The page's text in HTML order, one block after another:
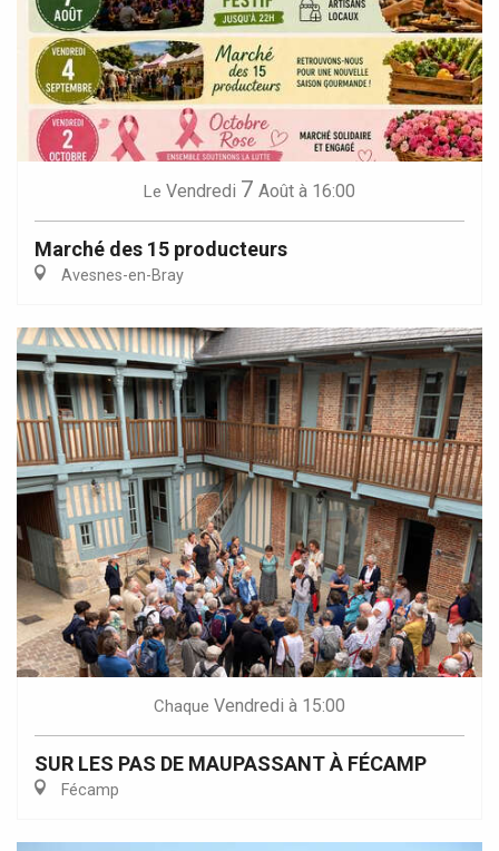
Le Vendredi 7 Août à 16:00
Marché des 15 producteurs
Avesnes-en-Bray
Chaque Vendredi à 15:00
SUR LES PAS DE MAUPASSANT À FÉCAMP
Fécamp